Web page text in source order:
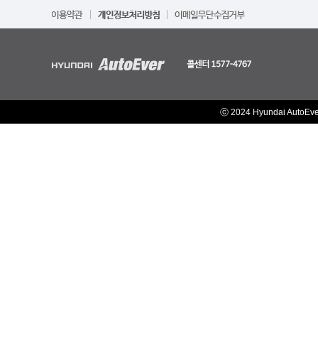
ⓒ 2024 Hyundai